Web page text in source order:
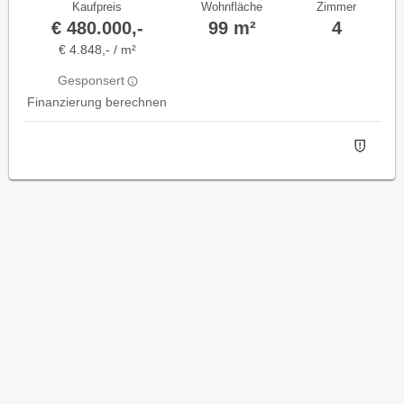
Kaufpreis
€ 480.000,-
€ 4.848,- / m²
Gesponsert
Finanzierung berechnen
Wohnfläche
99 m²
Zimmer
4